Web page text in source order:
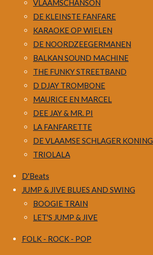
VLAAMSCHANSON
DE KLEINSTE FANFARE
KARAOKE OP WIELEN
DE NOORDZEEGERMANEN
BALKAN SOUND MACHINE
THE FUNKY STREETBAND
D DJAY TROMBONE
MAURICE EN MARCEL
DEE JAY & MR. PI
LA FANFARETTE
DE VLAAMSE SCHLAGER KONING
TRIOLALA
D'Beats
JUMP & JIVE BLUES AND SWING
BOOGIE TRAIN
LET'S JUMP & JIVE
FOLK - ROCK - POP